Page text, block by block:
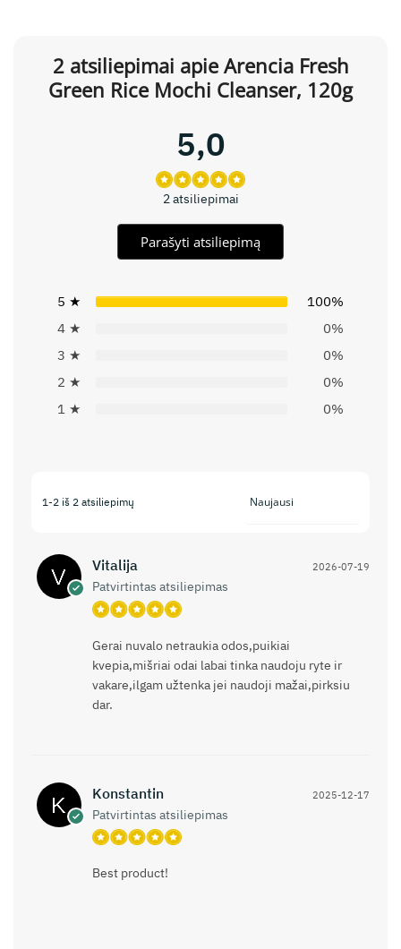
2 atsiliepimai apieArencia Fresh
Green Rice Mochi Cleanser, 120g
5,0
2 atsiliepimai
Parašyti atsiliepimą
5 ★
100%
4 ★
0%
3 ★
0%
2 ★
0%
1 ★
0%
1-2 iš 2 atsiliepimų
Vitalija
Patvirtintas atsiliepimas
2026-07-19
Gerai nuvalo netraukia odos,puikiai
kvepia,mišriai odai labai tinka naudoju ryte ir
vakare,ilgam užtenka jei naudoji mažai,pirksiu
dar.
Konstantin
Patvirtintas atsiliepimas
2025-12-17
Best product!